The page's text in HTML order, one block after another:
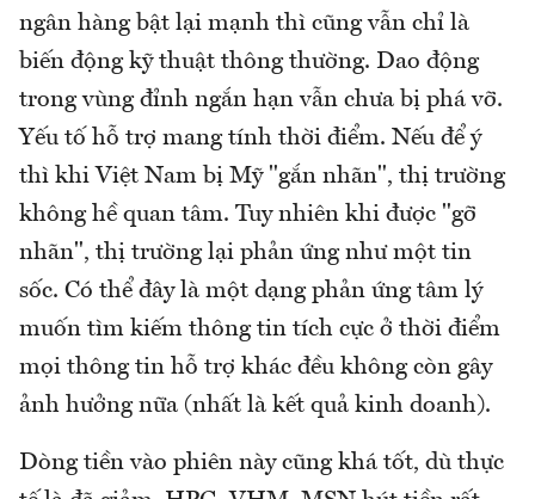
ngân hàng bật lại mạnh thì cũng vẫn chỉ là
biến động kỹ thuật thông thường. Dao động
trong vùng đỉnh ngắn hạn vẫn chưa bị phá vỡ.
Yếu tố hỗ trợ mang tính thời điểm. Nếu để ý
thì khi Việt Nam bị Mỹ "gắn nhãn", thị trường
không hề quan tâm. Tuy nhiên khi được "gỡ
nhãn", thị trường lại phản ứng như một tin
sốc. Có thể đây là một dạng phản ứng tâm lý
muốn tìm kiếm thông tin tích cực ở thời điểm
mọi thông tin hỗ trợ khác đều không còn gây
ảnh hưởng nữa (nhất là kết quả kinh doanh).
Dòng tiền vào phiên này cũng khá tốt, dù thực